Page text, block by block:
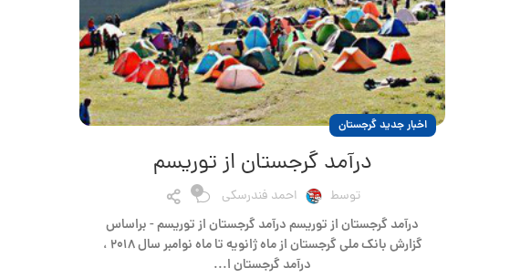
اخبار جدید گرجستان
درآمد گرجستان از توریسم
توسط احمد فندرسکی 0
درآمد گرجستان از توریسم درآمد گرجستان از توریسم - براساس
گزارش بانک ملی گرجستان از ماه ژانویه تا ماه نوامبر سال ۲۰۱۸ ،
درآمد گرجستان ا...